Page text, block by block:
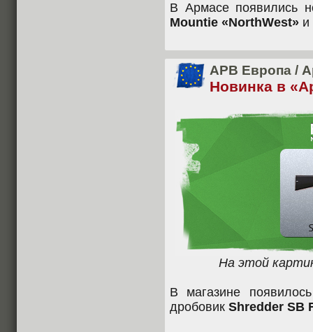
В Армасе появились
Mountie «NorthWest» и
APB Европа /
Новинка в
На этой
В магазине
дробовик Shredder SB